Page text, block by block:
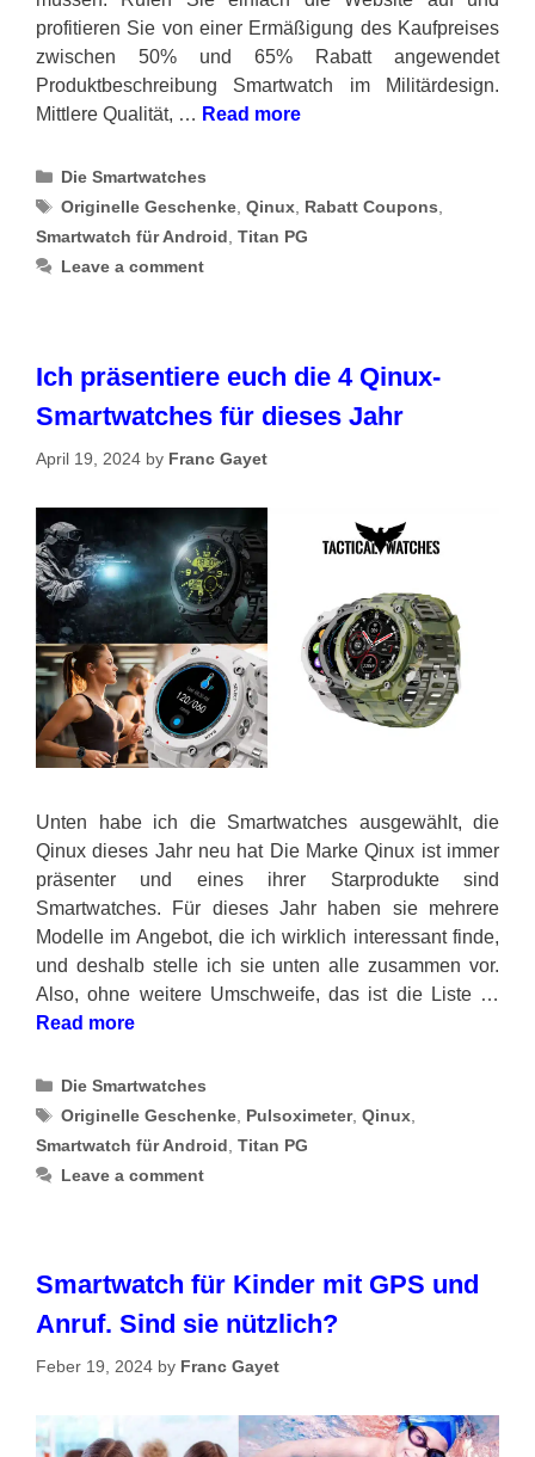
profitieren Sie von einer Ermäßigung des Kaufpreises
zwischen 50% und 65% Rabatt angewendet
Produktbeschreibung Smartwatch im Militärdesign.
Mittlere Qualität, … Read more
Categories
Die Smartwatches
Tags
Originelle Geschenke,Qinux, Rabatt Coupons,
Smartwatch für Android, Titan PG
Leave a comment
Ich präsentiere euch die 4 Qinux-
Smartwatches für dieses Jahr
April 19, 2024 by Franc Gayet
Unten habe ich die Smartwatches ausgewählt, die
Qinux dieses Jahr neu hat Die Marke Qinux ist immer
präsenter und eines ihrer Starprodukte sind
Smartwatches. Für dieses Jahr haben sie mehrere
Modelle im Angebot, die ich wirklich interessant finde,
und deshalb stelle ich sie unten alle zusammen vor.
Also, ohne weitere Umschweife, das ist die Liste …
Read more
Categories
Die Smartwatches
Tags
Originelle Geschenke Pulsoximeter,Qinux
Smartwatch für Android Titan PG
Leave a comment
Smartwatch für Kinder mit GPS und
Anruf. Sind sie nützlich?
Feber 19, 2024 by Franc Gayet